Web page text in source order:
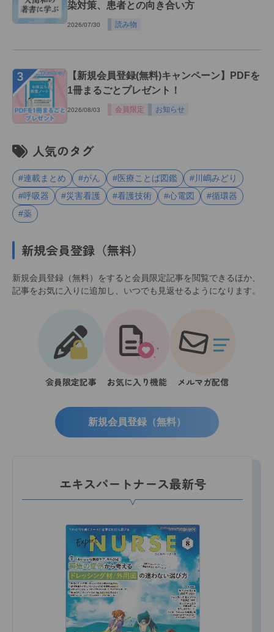
染対策、患者との向き合い方
2026/07/30 読み物
３
【新規会員登録(無料)キャンペーン】PDFを
1冊まるごとプレゼント！
2026/08/03 会員限定 お知らせ
人気のタグ
#連載まとめ #がん #医療ことば図鑑
#川嶋みどり
#呼吸器
#災害看護 #看護技術 #心電図
#循環器
#薬
新規会員登録（無料）
新規会員登録（無料）をすると会員限定記事を閲覧できるほか、
記事をお気に入りに追加し、いつでも見返せるようになります。
会員限定記事 お気に入り機能 メルマガ配信
新規会員登録（無料）
エキスパートナース最新号